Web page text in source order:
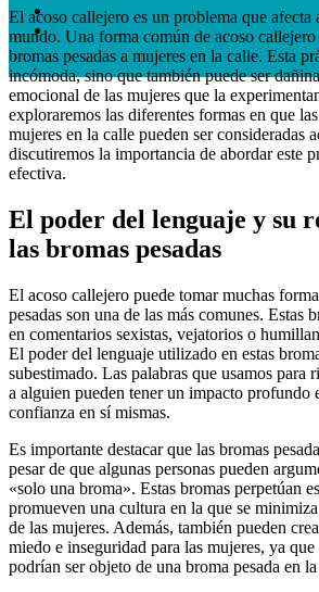
Empleo
Servicios
botón de modo del sitio
El acoso callejero es un problema que afecta
mundo. Una forma común de acoso
bromas pesadas a mujeres en la calle. Esta
incómoda, sino que también puede ser
emocional de las mujeres que la
exploraremos las diferentes formas en que
mujeres en la calle pueden ser consideradas
discutiremos la importancia de abordar este
efectiva.
El poder del lenguaje y su
las bromas pesadas
El acoso callejero puede tomar muchas
pesadas son una de las más comunes. Estas
en comentarios sexistas, vejatorios o
El poder del lenguaje utilizado en estas
subestimado. Las palabras que usamos para
a alguien pueden tener un impacto profundo
confianza en sí mismas.
Es importante destacar que las bromas
pesar de que algunas personas pueden
«solo una broma». Estas bromas perpetúan
promueven una cultura en la que se
de las mujeres. Además, también pueden
miedo e inseguridad para las mujeres, ya
podrían ser objeto de una broma pesada en